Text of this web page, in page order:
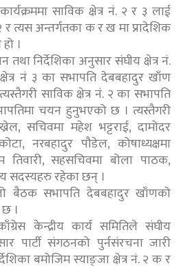
साविक क्षेत्र नं. २ र ३ लाई
र त्यस अन्तर्गतका क र ख मा प्रादेशिक
।
तथा निर्देशिका अनुसार संघीय क्षेत्र नं.
नं ३ का सभापति देबबहादुर खाँण
साविक क्षेत्र नं. २ का सभापति
चयन हुनुभएको छ । त्यस्तैगरी
सचिवमा महेश भट्टराई, दामोदर
नरबहादुर पौडेल, कोषाध्यक्षमा
तिवारी, सहसचिवमा बोला पाठक,
सदस्यहरु रहेका छन् ।
बैठक सभापति देबबहादुर खाँणको
।
केन्द्रीय कार्य समितिले संघीय
पार्टी संगठनको पुर्नसंरचना जारी
बमोजिम स्याङ्जा क्षेत्र नं. २ क र